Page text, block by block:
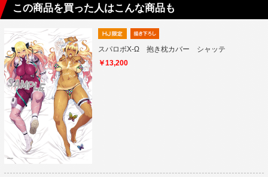
この商品を買った人はこんな商品も
スパロボX-Ω 抱き枕カバー シャッテ
￥13,200